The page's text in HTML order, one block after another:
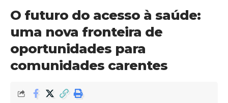
O futuro do acesso à saúde:
uma nova fronteira de
oportunidades para
comunidades carentes